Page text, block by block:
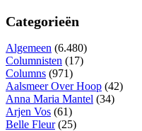
Categorieën
Algemeen (6.480)
Columnisten (17)
Columns (971)
Aalsmeer Over Hoop (42)
Anna Maria Mantel (34)
Arjen Vos (61)
Belle Fleur(25)